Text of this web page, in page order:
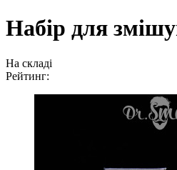
Набір для
На складі
Рейтинг: